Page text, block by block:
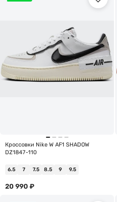
Кроссовки Nike W AF1 SHADOW
DZ1847-110
6.5 7 7.5 8.5 9 9.5
20 990 ₽